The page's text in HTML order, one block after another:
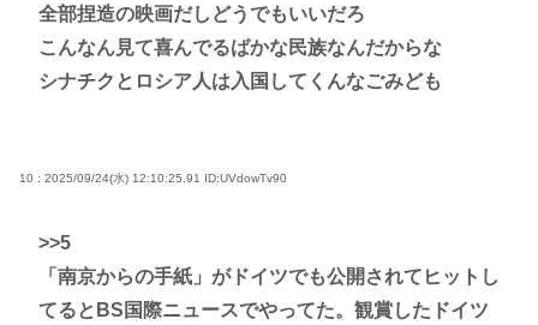
全部捏造の映画だしどうでもいいだろ
こんなん見て喜んでるばかな民族なんだからな
シナチクとロシア人は入国してくんなごみども
10 : 2025/09/24(水) 12:10:25.91 ID:UVdowTv90
>>5
「南京からの手紙」がドイツでも公開されてヒットし
てるとBS国際ニュースでやってた。観賞したドイツ